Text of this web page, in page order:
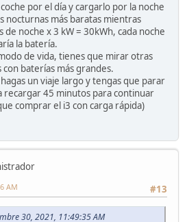
por el día y cargarlo por la noche
nocturnas más baratas mientras
noche x 3 kW = 30kWh, cada noche
la batería.
de vida, tienes que mirar otras
baterías más grandes.
un viaje largo y tengas que parar
recargar 45 minutos para continuar
comprar el i3 con carga rápida)
#13
AM
30, 2021, 11:49:35 AM